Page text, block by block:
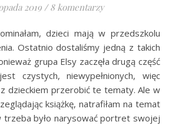
2019 / 8 komentarzy
Ostatnio dostaliśmy jedną z takich
grupa Elsy zaczęła drugą część
czystych, niewypełnionych, więc
dzieckiem przerobić te tematy. Ale w
książkę, natrafiłam na temat
trzeba było narysować portret swojej